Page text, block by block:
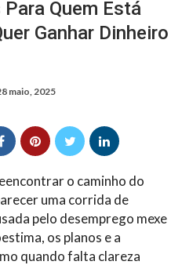
Quem Está
Ganhar Dinheiro
maio, 2025
o caminho do
uma corrida de
pelo desemprego mexe
os planos e a
quando falta clareza